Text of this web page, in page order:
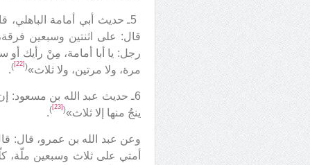
5ـ حديث أبي أمامة
قال: على اثنتين وسبعين
رجل: يا أبا أمامة، مِنْ رأيك
مرة، ولا مرتين، ولا ثلاث»(
[22]
)
.
6ـ حديث عبد الله بن مسعود:
ينجُ منها إلا ثلاث»(
[23]
)
.
وعن عبد الله بن عمرو، قال:
أمتي على ثلاث وسبعين ملّة،